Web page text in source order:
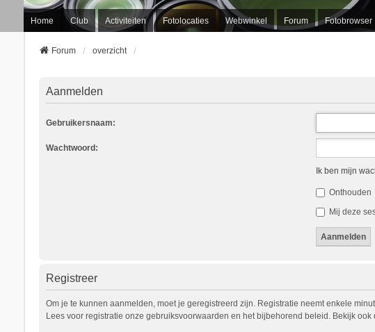
Home Club Activiteiten Fotolocaties Webwinkel Forum Fotobrowser
Forum overzicht
Aanmelden
Gebruikersnaam:
Wachtwoord:
Ik ben mijn
Onthouden
Mij deze
Registreer
Om je te kunnen aanmelden, moet je geregistreerd zijn. Registratie neemt enkele
Lees voor registratie onze gebruiksvoorwaarden en het bijbehorend beleid. Bekijk